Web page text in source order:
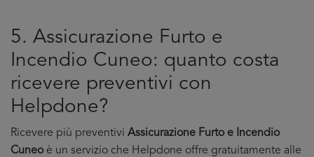
5. Assicurazione Furto e
Incendio Cuneo: quanto costa
ricevere preventivi con
Helpdone?
Ricevere più preventivi Assicurazione Furto e Incendio
Cuneoè un servizio che Helpdone offre gratuitamente alle